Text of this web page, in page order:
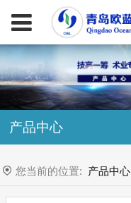
产品中心
您当前的位置: 产品中心